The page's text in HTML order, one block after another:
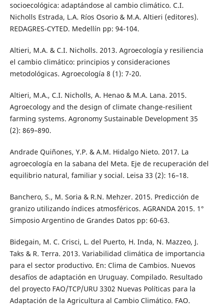
socioecológica: adaptándose al cambio climático. C.I.
Nicholls Estrada, L.A. Ríos Osorio & M.A. Altieri (editores).
REDAGRES-CYTED. Medellín pp: 94-104.
Altieri, M.A. & C.I. Nicholls. 2013. Agroecología y resiliencia
el cambio climático: principios y consideraciones
metodológicas. Agroecología 8 (1): 7-20.
Altieri, M.A., C.I. Nicholls, A. Henao & M.A. Lana. 2015.
Agroecology and the design of climate change-resilient
farming systems. Agronomy Sustainable Development 35
(2): 869–890.
Andrade Quiñones, Y.P. & A.M. Hidalgo Nieto. 2017. La
agroecología en la sabana del Meta. Eje de recuperación del
equilibrio natural, familiar y social. Leisa 33 (2): 16–18.
Banchero, S., M. Soria & R.N. Mehzer. 2015. Predicción de
granizo utilizando índices atmosféricos. AGRANDA 2015. 1°
Simposio Argentino de Grandes Datos pp: 60-63.
Bidegain, M. C. Crisci, L. del Puerto, H. Inda, N. Mazzeo, J.
Taks & R. Terra. 2013. Variabilidad climática de importancia
para el sector productivo. En: Clima de Cambios. Nuevos
desafíos de adaptación en Uruguay. Compilado. Resultado
del proyecto FAO/TCP/URU 3302 Nuevas Políticas para la
Adaptación de la Agricultura al Cambio Climático. FAO.